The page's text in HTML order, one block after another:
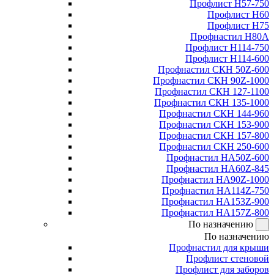
Профлист Н57-750
Профлист Н60
Профлист Н75
Профнастил Н80А
Профлист Н114-750
Профлист Н114-600
Профнастил СКН 50Z-600
Профнастил СКН 90Z-1000
Профнастил СКН 127-1100
Профнастил СКН 135-1000
Профнастил СКН 144-960
Профнастил СКН 153-900
Профнастил СКН 157-800
Профнастил СКН 250-600
Профнастил НА50Z-600
Профнастил НА60Z-845
Профнастил НА90Z-1000
Профнастил НА114Z-750
Профнастил НА153Z-900
Профнастил НА157Z-800
По назначению
По назначению
Профнастил для крыши
Профлист стеновой
Профлист для заборов